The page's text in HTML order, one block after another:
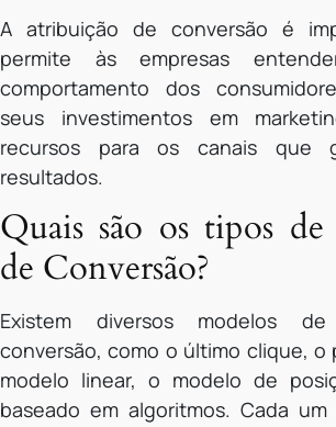
A atribuição de conversão é
permite às empresas
comportamento dos
seus investimentos em
recursos para os canais que
resultados.
Quais são os tipos
de Conversão?
Existem diversos modelos
conversão, como o último clique, o
modelo linear, o modelo de
baseado em algoritmos. Cada